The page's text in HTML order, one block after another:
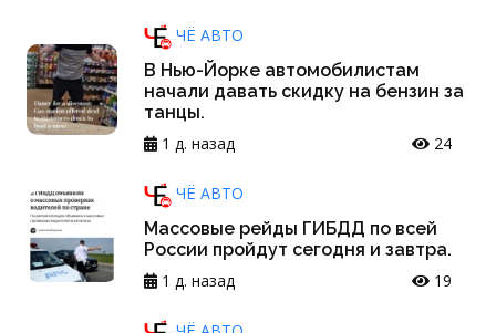
ЧЁ АВТО
В Нью-Йорке автомобилистам
начали давать скидку на бензин за
танцы.
1 д. назад
24
ЧЁ АВТО
Массовые рейды ГИБДД по всей
России пройдут сегодня и завтра.
1 д. назад
19